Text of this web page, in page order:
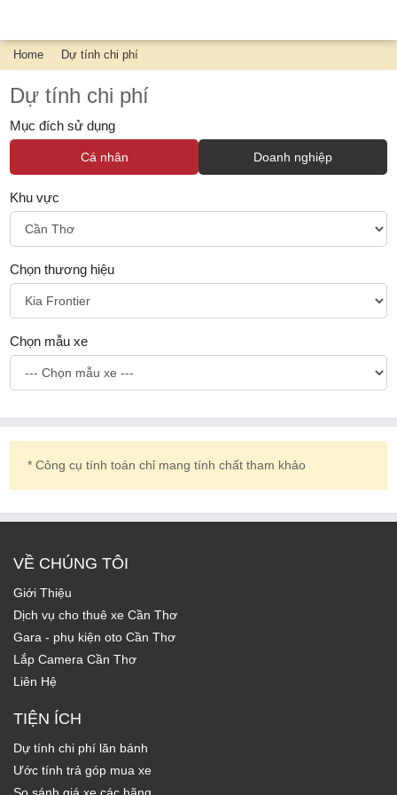
Home Dự tính chi phí
Dự tính chi phí
Mục đích sử dụng
Cá nhân Doanh nghiệp
Khu vực
Chọn thương hiệu
Chọn mẫu xe
* Công cụ tính toán chỉ mang tính chất tham khảo
VỀ CHÚNG TÔI
Giới Thiệu
Dịch vụ cho thuê xe Cần Thơ
Gara - phụ kiện oto Cần Thơ
Lắp Camera Cần Thơ
Liên Hệ
TIỆN ÍCH
Dự tính chi phí lăn bánh
Ước tính trả góp mua xe